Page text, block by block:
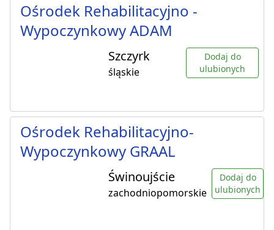
Ośrodek Rehabilitacyjno -
Wypoczynkowy ADAM
Szczyrk
śląskie
Dodaj do
ulubionych
Ośrodek Rehabilitacyjno-
Wypoczynkowy GRAAL
Świnoujście
zachodniopomorskie
Dodaj do
ulubionych